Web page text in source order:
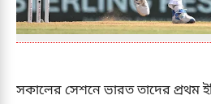
সকালের সেশনে ভারত তাদের প্রথম